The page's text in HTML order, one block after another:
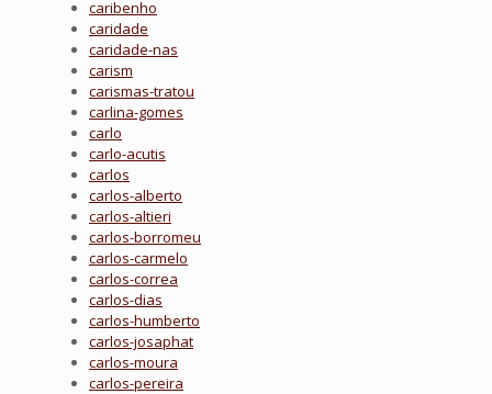
caribenho
caridade
caridade-nas
carism
carismas-tratou
carlina-gomes
carlo
carlo-acutis
carlos
carlos-alberto
carlos-altieri
carlos-borromeu
carlos-carmelo
carlos-correa
carlos-dias
carlos-humberto
carlos-josaphat
carlos-moura
carlos-pereira